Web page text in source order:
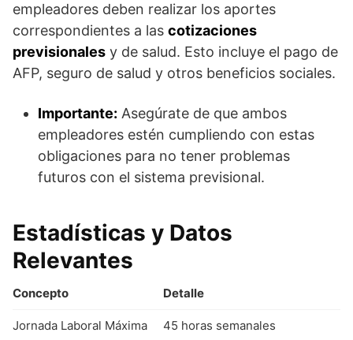
empleadores deben realizar los aportes
correspondientes a las cotizaciones
previsionales y de salud. Esto incluye el pago de
AFP, seguro de salud y otros beneficios sociales.
Importante: Asegúrate de que ambos
empleadores estén cumpliendo con estas
obligaciones para no tener problemas
futuros con el sistema previsional.
Estadísticas y Datos
Relevantes
Concepto Detalle
Jornada Laboral Máxima 45 horas semanales